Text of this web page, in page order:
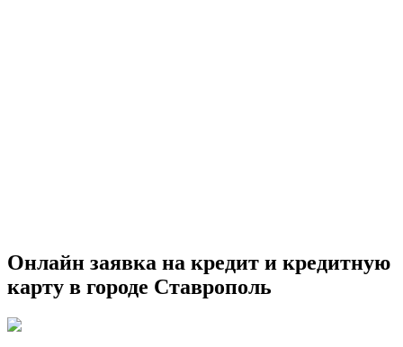
Онлайн заявка на кредит и кредитную
карту в городе Ставрополь